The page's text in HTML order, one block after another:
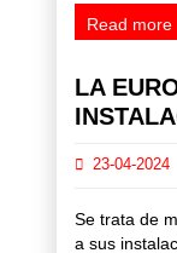
Read more
LA
23-04-2024
Se trata de
a sus